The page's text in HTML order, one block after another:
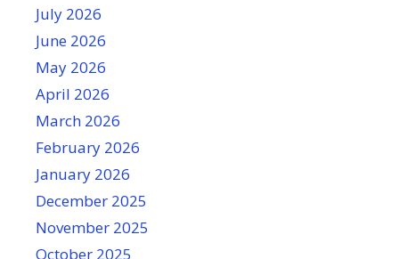
July 2026
June 2026
May 2026
April 2026
March 2026
February 2026
January 2026
December 2025
November 2025
October 2025